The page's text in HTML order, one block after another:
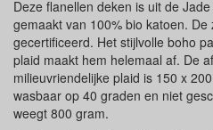
Deze flanellen deken is uit de
gemaakt van 100% bio katoen. De
gecertificeerd. Het stijlvolle boho
plaid maakt hem helemaal af. De
milieuvriendelijke plaid is 150 x
wasbaar op 40 graden en niet
weegt 800 gram.